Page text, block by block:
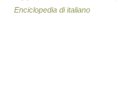
Enciclopedia di italiano